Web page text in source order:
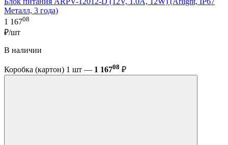
Металл, 3 года)
1 16708
₽/шт
В наличии
Коробка (картон) 1 шт — 1 16708 ₽